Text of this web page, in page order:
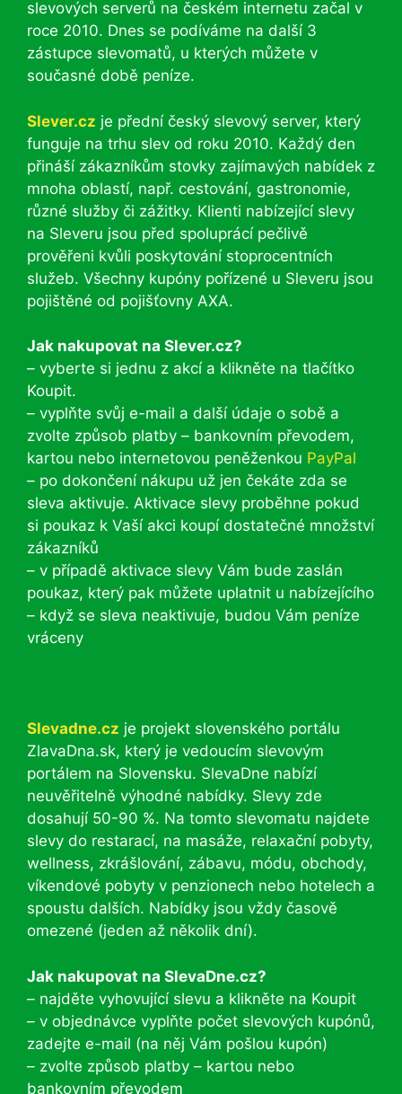
slevových serverů na českém internetu začal v
roce 2010. Dnes se podíváme na další 3
zástupce slevomatů, u kterých můžete v
současné době peníze.
Slever.cz je přední český slevový server, který
funguje na trhu slev od roku 2010. Každý den
přináší zákazníkům stovky zajímavých nabídek z
mnoha oblastí, např. cestování, gastronomie,
různé služby či zážitky. Klienti nabízející slevy
na Sleveru jsou před spoluprácí pečlivě
prověřeni kvůli poskytování stoprocentních
služeb. Všechny kupóny pořízené u Sleveru jsou
pojištěné od pojišťovny AXA.
Jak nakupovat na Slever.cz?
– vyberte si jednu z akcí a klikněte na tlačítko
Koupit.
– vyplňte svůj e-mail a další údaje o sobě a
zvolte způsob platby – bankovním převodem,
kartou nebo internetovou peněženkou PayPal
– po dokončení nákupu už jen čekáte zda se
sleva aktivuje. Aktivace slevy proběhne pokud
si poukaz k Vaší akci koupí dostatečné množství
zákazníků
– v případě aktivace slevy Vám bude zaslán
poukaz, který pak můžete uplatnit u nabízejícího
– když se sleva neaktivuje, budou Vám peníze
vráceny
Slevadne.cz je projekt slovenského portálu
ZlavaDna.sk, který je vedoucím slevovým
portálem na Slovensku. SlevaDne nabízí
neuvěřitelně výhodné nabídky. Slevy zde
dosahují 50-90 %. Na tomto slevomatu najdete
slevy do restarací, na masáže, relaxační pobyty,
wellness, zkrášlování, zábavu, módu, obchody,
víkendové pobyty v penzionech nebo hotelech a
spoustu dalších. Nabídky jsou vždy časově
omezené (jeden až několik dní).
Jak nakupovat na SlevaDne.cz?
– najděte vyhovující slevu a klikněte na Koupit
– v objednávce vyplňte počet slevových kupónů,
zadejte e-mail (na něj Vám pošlou kupón)
– zvolte způsob platby – kartou nebo
bankovním převodem